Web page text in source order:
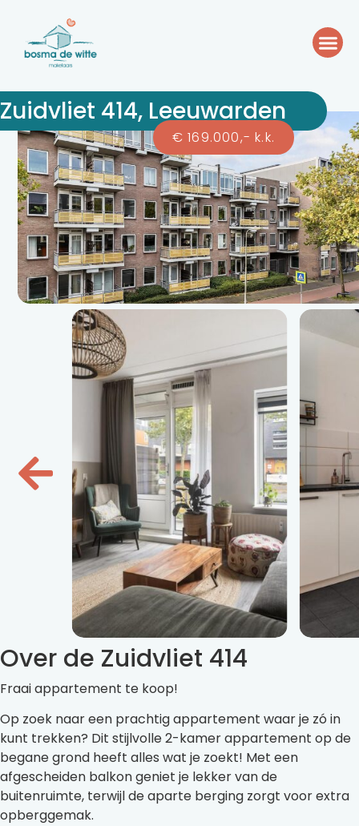
Zuidvliet 414, Leeuwarden
Over de Zuidvliet 414
Fraai appartement te koop!
Op zoek naar een prachtig appartement waar je zó in
kunt trekken? Dit stijlvolle 2-kamer appartement op de
begane grond heeft alles wat je zoekt! Met een
afgescheiden balkon geniet je lekker van de
buitenruimte, terwijl de aparte berging zorgt voor extra
opberggemak.